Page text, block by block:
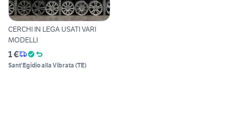
CERCHI IN LEGA USATI VARI
MODELLI
1 €
Sant'Egidio alla Vibrata (TE)